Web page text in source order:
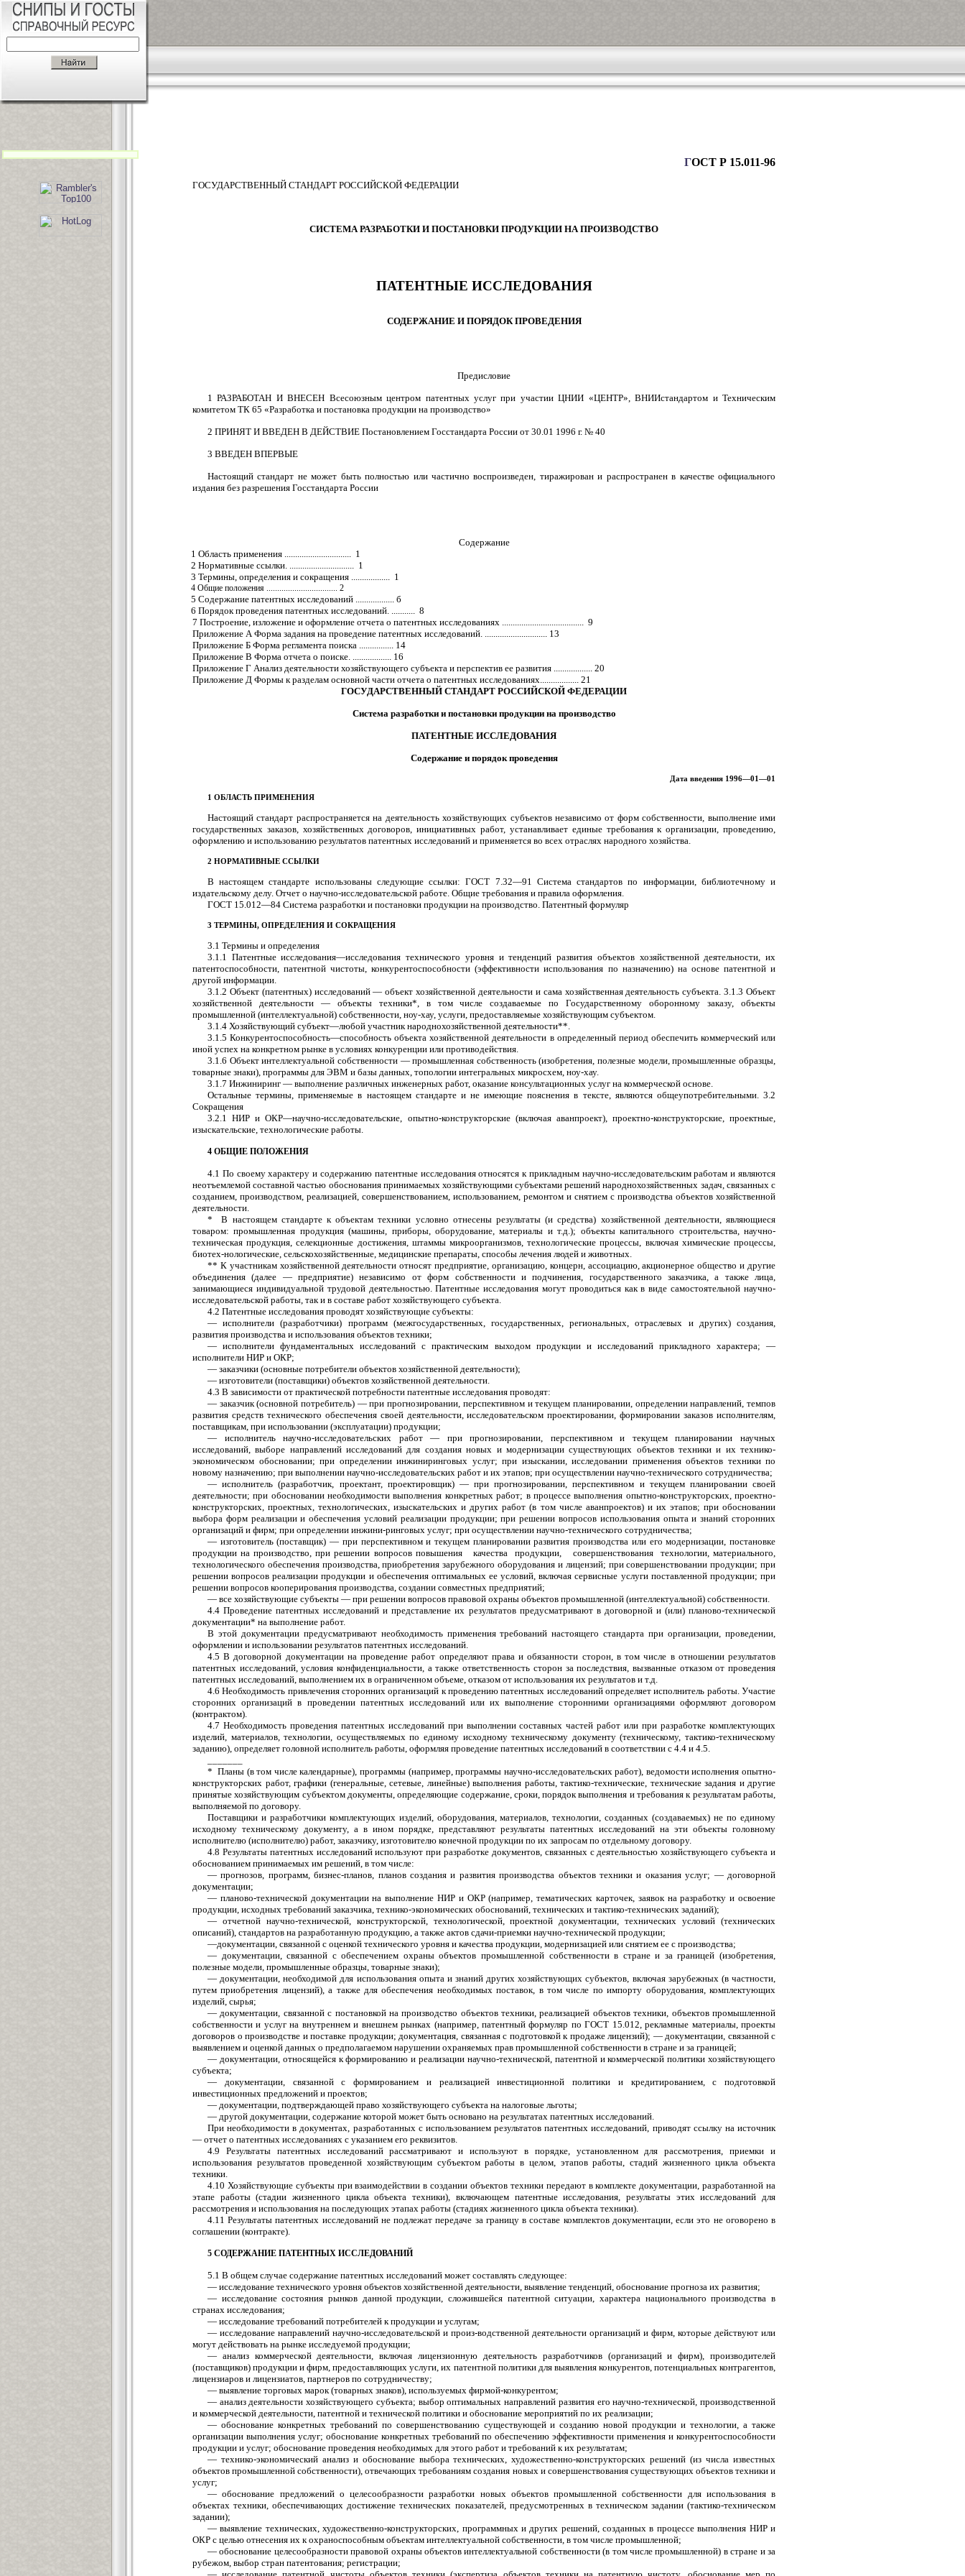
ГОСТ Р 15.011-96
ГОСУДАРСТВЕННЫЙ СТАНДАРТ РОССИЙСКОЙ ФЕДЕРАЦИИ
СИСТЕМА РАЗРАБОТКИ И ПОСТАНОВКИ ПРОДУКЦИИ НА ПРОИЗВОДСТВО
ПАТЕНТНЫЕ ИССЛЕДОВАНИЯ
СОДЕРЖАНИЕ И ПОРЯДОК ПРОВЕДЕНИЯ
Предисловие
1 РАЗРАБОТАН И ВНЕСЕН Всесоюзным центром патентных услуг при участии ЦНИИ «ЦЕНТР», ВНИИстандартом и Техническим
комитетом ТК 65 «Разработка и постановка продукции на производство»
2 ПРИНЯТ И ВВЕДЕН В ДЕЙСТВИЕ Постановлением Госстандарта России от 30.01 1996 г. № 40
3 ВВЕДЕН ВПЕРВЫЕ
Настоящий стандарт не может быть полностью или частично воспроизведен, тиражирован и распространен в качестве официального
издания без разрешения Госстандарта России
Содержание
1 Область применения ............................... 1
2 Нормативные ссылки. .............................. 1
3 Термины, определения и сокращения .................. 1
4 Общие положения ................................. 2
5 Содержание патентных исследований .................. б
6 Порядок проведения патентных исследований. ........... 8
7 Построение, изложение и оформление отчета о патентных исследованиях ...................................... 9
Приложение А Форма задания на проведение патентных исследований. ............................. 13
Приложение Б Форма регламента поиска ................ 14
Приложение В Форма отчета о поиске. .................. 16
Приложение Г Анализ деятельности хозяйствующего субъекта и перспектив ее развития .................. 20
Приложение Д Формы к разделам основной части отчета о патентных исследованиях.................. 21
ГОСУДАРСТВЕННЫЙ СТАНДАРТ РОССИЙСКОЙ ФЕДЕРАЦИИ
Система разработки и постановки продукции на производство
ПАТЕНТНЫЕ ИССЛЕДОВАНИЯ
Содержание и порядок проведения
Дата введения 1996—01—01
1 ОБЛАСТЬ ПРИМЕНЕНИЯ
Настоящий стандарт распространяется на деятельность хозяйствующих субъектов независимо от форм собственности, выполнение ими
государственных заказов, хозяйственных договоров, инициативных работ, устанавливает единые требования к организации, проведению,
оформлению и использованию результатов патентных исследований и применяется во всех отраслях народного хозяйства.
2 НОРМАТИВНЫЕ ССЫЛКИ
В настоящем стандарте использованы следующие ссылки: ГОСТ 7.32—91 Система стандартов по информации, библиотечному и
издательскому делу. Отчет о научно-исследовательской работе. Общие требования и правила оформления.
ГОСТ 15.012—84 Система разработки и постановки продукции на производство. Патентный формуляр
3 ТЕРМИНЫ, ОПРЕДЕЛЕНИЯ И СОКРАЩЕНИЯ
3.1 Термины и определения
3.1.1 Патентные исследования—исследования технического уровня и тенденций развития объектов хозяйственной деятельности, их
патентоспособности, патентной чистоты, конкурентоспособности (эффективности использования по назначению) на основе патентной и
другой информации.
3.1.2 Объект (патентных) исследований — объект хозяйственной деятельности и сама хозяйственная деятельность субъекта. 3.1.3 Объект
хозяйственной деятельности — объекты техники*, в том числе создаваемые по Государственному оборонному заказу, объекты
промышленной (интеллектуальной) собственности, ноу-хау, услуги, предоставляемые хозяйствующим субъектом.
3.1.4 Хозяйствующий субъект—любой участник народнохозяйственной деятельности**.
3.1.5 Конкурентоспособность—способность объекта хозяйственной деятельности в определенный период обеспечить коммерческий или
иной успех на конкретном рынке в условиях конкуренции или противодействия.
3.1.6 Объект интеллектуальной собственности — промышленная собственность (изобретения, полезные модели, промышленные образцы,
товарные знаки), программы для ЭВМ и базы данных, топологии интегральных микросхем, ноу-хау.
3.1.7 Инжиниринг — выполнение различных инженерных работ, оказание консультационных услуг на коммерческой основе.
Остальные термины, применяемые в настоящем стандарте и не имеющие пояснения в тексте, являются общеупотребительными. 3.2
Сокращения
3.2.1 НИР и ОКР—научно-исследовательские, опытно-конструкторские (включая аванпроект), проектно-конструкторские, проектные,
изыскательские, технологические работы.
4 ОБЩИЕ ПОЛОЖЕНИЯ
4.1 По своему характеру и содержанию патентные исследования относятся к прикладным научно-исследовательским работам и являются
неотъемлемой составной частью обоснования принимаемых хозяйствующими субъектами решений народнохозяйственных задач, связанных с
созданием, производством, реализацией, совершенствованием, использованием, ремонтом и снятием с производства объектов хозяйственной
деятельности.
* В настоящем стандарте к объектам техники условно отнесены результаты (и средства) хозяйственной деятельности, являющиеся
товаром: промышленная продукция (машины, приборы, оборудование, материалы и т.д.); объекты капитального строительства, научно-
техническая продукция, селекционные достижения, штаммы микроорганизмов, технологические процессы, включая химические процессы,
биотех-нологические, сельскохозяйственные, медицинские препараты, способы лечения людей и животных.
** К участникам хозяйственной деятельности относят предприятие, организацию, концерн, ассоциацию, акционерное общество и другие
объединения (далее — предприятие) независимо от форм собственности и подчинения, государственного заказчика, а также лица,
занимающиеся индивидуальной трудовой деятельностью. Патентные исследования могут проводиться как в виде самостоятельной научно-
исследовательской работы, так и в составе работ хозяйствующего субъекта.
4.2 Патентные исследования проводят хозяйствующие субъекты:
— исполнители (разработчики) программ (межгосударственных, государственных, региональных, отраслевых и других) создания,
развития производства и использования объектов техники;
— исполнители фундаментальных исследований с практическим выходом продукции и исследований прикладного характера; —
исполнители НИР и ОКР;
— заказчики (основные потребители объектов хозяйственной деятельности);
— изготовители (поставщики) объектов хозяйственной деятельности.
4.3 В зависимости от практической потребности патентные исследования проводят:
— заказчик (основной потребитель) — при прогнозировании, перспективном и текущем планировании, определении направлений, темпов
развития средств технического обеспечения своей деятельности, исследовательском проектировании, формировании заказов исполнителям,
поставщикам, при использовании (эксплуатации) продукции;
— исполнитель научно-исследовательских работ — при прогнозировании, перспективном и текущем планировании научных
исследований, выборе направлений исследований для создания новых и модернизации существующих объектов техники и их технико-
экономическом обосновании; при определении инжиниринговых услуг; при изыскании, исследовании применения объектов техники по
новому назначению; при выполнении научно-исследовательских работ и их этапов; при осуществлении научно-технического сотрудничества;
— исполнитель (разработчик, проектант, проектировщик) — при прогнозировании, перспективном и текущем планировании своей
деятельности; при обосновании необходимости выполнения конкретных работ; в процессе выполнения опытно-конструкторских, проектно-
конструкторских, проектных, технологических, изыскательских и других работ (в том числе аванпроектов) и их этапов; при обосновании
выбора форм реализации и обеспечения условий реализации продукции; при решении вопросов использования опыта и знаний сторонних
организаций и фирм; при определении инжини-ринговых услуг; при осуществлении научно-технического сотрудничества;
— изготовитель (поставщик) — при перспективном и текущем планировании развития производства или его модернизации, постановке
продукции на производство, при решении вопросов повышения качества продукции, совершенствования технологии, материального,
технологического обеспечения производства, приобретения зарубежного оборудования и лицензий; при совершенствовании продукции; при
решении вопросов реализации продукции и обеспечения оптимальных ее условий, включая сервисные услуги поставленной продукции; при
решении вопросов кооперирования производства, создании совместных предприятий;
— все хозяйствующие субъекты — при решении вопросов правовой охраны объектов промышленной (интеллектуальной) собственности.
4.4 Проведение патентных исследований и представление их результатов предусматривают в договорной и (или) планово-технической
документации* на выполнение работ.
В этой документации предусматривают необходимость применения требований настоящего стандарта при организации, проведении,
оформлении и использовании результатов патентных исследований.
4.5 В договорной документации на проведение работ определяют права и обязанности сторон, в том числе в отношении результатов
патентных исследований, условия конфиденциальности, а также ответственность сторон за последствия, вызванные отказом от проведения
патентных исследований, выполнением их в ограниченном объеме, отказом от использования их результатов и т.д.
4.6 Необходимость привлечения сторонних организаций к проведению патентных исследований определяет исполнитель работы. Участие
сторонних организаций в проведении патентных исследований или их выполнение сторонними организациями оформляют договором
(контрактом).
4.7 Необходимость проведения патентных исследований при выполнении составных частей работ или при разработке комплектующих
изделий, материалов, технологии, осуществляемых по единому исходному техническому документу (техническому, тактико-техническому
заданию), определяет головной исполнитель работы, оформляя проведение патентных исследований в соответствии с 4.4 и 4.5.
* Планы (в том числе календарные), программы (например, программы научно-исследовательских работ), ведомости исполнения опытно-
конструкторских работ, графики (генеральные, сетевые, линейные) выполнения работы, тактико-технические, технические задания и другие
принятые хозяйствующим субъектом документы, определяющие содержание, сроки, порядок выполнения и требования к результатам работы,
выполняемой по договору.
Поставщики и разработчики комплектующих изделий, оборудования, материалов, технологии, созданных (создаваемых) не по единому
исходному техническому документу, а в ином порядке, представляют результаты патентных исследований на эти объекты головному
исполнителю (исполнителю) работ, заказчику, изготовителю конечной продукции по их запросам по отдельному договору.
4.8 Результаты патентных исследований используют при разработке документов, связанных с деятельностью хозяйствующего субъекта и
обоснованием принимаемых им решений, в том числе:
— прогнозов, программ, бизнес-планов, планов создания и развития производства объектов техники и оказания услуг; — договорной
документации;
— планово-технической документации на выполнение НИР и ОКР (например, тематических карточек, заявок на разработку и освоение
продукции, исходных требований заказчика, технико-экономических обоснований, технических и тактико-технических заданий);
— отчетной научно-технической, конструкторской, технологической, проектной документации, технических условий (технических
описаний), стандартов на разработанную продукцию, а также актов сдачи-приемки научно-технической продукции;
—документации, связанной с оценкой технического уровня и качества продукции, модернизацией или снятием ее с производства;
— документации, связанной с обеспечением охраны объектов промышленной собственности в стране и за границей (изобретения,
полезные модели, промышленные образцы, товарные знаки);
— документации, необходимой для использования опыта и знаний других хозяйствующих субъектов, включая зарубежных (в частности,
путем приобретения лицензий), а также для обеспечения необходимых поставок, в том числе по импорту оборудования, комплектующих
изделий, сырья;
— документации, связанной с постановкой на производство объектов техники, реализацией объектов техники, объектов промышленной
собственности и услуг на внутреннем и внешнем рынках (например, патентный формуляр по ГОСТ 15.012, рекламные материалы, проекты
договоров о производстве и поставке продукции; документация, связанная с подготовкой к продаже лицензий); — документации, связанной с
выявлением и оценкой данных о предполагаемом нарушении охраняемых прав промышленной собственности в стране и за границей;
— документации, относящейся к формированию и реализации научно-технической, патентной и коммерческой политики хозяйствующего
субъекта;
— документации, связанной с формированием и реализацией инвестиционной политики и кредитированием, с подготовкой
инвестиционных предложений и проектов;
— документации, подтверждающей право хозяйствующего субъекта на налоговые льготы;
— другой документации, содержание которой может быть основано на результатах патентных исследований.
При необходимости в документах, разработанных с использованием результатов патентных исследований, приводят ссылку на источник
— отчет о патентных исследованиях с указанием его реквизитов.
4.9 Результаты патентных исследований рассматривают и используют в порядке, установленном для рассмотрения, приемки и
использования результатов проведенной хозяйствующим субъектом работы в целом, этапов работы, стадий жизненного цикла объекта
техники.
4.10 Хозяйствующие субъекты при взаимодействии в создании объектов техники передают в комплекте документации, разработанной на
этапе работы (стадии жизненного цикла объекта техники), включающем патентные исследования, результаты этих исследований для
рассмотрения и использования на последующих этапах работы (стадиях жизненного цикла объекта техники).
4.11 Результаты патентных исследований не подлежат передаче за границу в составе комплектов документации, если это не оговорено в
соглашении (контракте).
5 СОДЕРЖАНИЕ ПАТЕНТНЫХ ИССЛЕДОВАНИЙ
5.1 В общем случае содержание патентных исследований может составлять следующее:
— исследование технического уровня объектов хозяйственной деятельности, выявление тенденций, обоснование прогноза их развития;
— исследование состояния рынков данной продукции, сложившейся патентной ситуации, характера национального производства в
странах исследования;
— исследование требований потребителей к продукции и услугам;
— исследование направлений научно-исследовательской и произ-водственной деятельности организаций и фирм, которые действуют или
могут действовать на рынке исследуемой продукции;
— анализ коммерческой деятельности, включая лицензионную деятельность разработчиков (организаций и фирм), производителей
(поставщиков) продукции и фирм, предоставляющих услуги, их патентной политики для выявления конкурентов, потенциальных контрагентов,
лицензиаров и лицензиатов, партнеров по сотрудничеству;
— выявление торговых марок (товарных знаков), используемых фирмой-конкурентом;
— анализ деятельности хозяйствующего субъекта; выбор оптимальных направлений развития его научно-технической, производственной
и коммерческой деятельности, патентной и технической политики и обоснование мероприятий по их реализации;
— обоснование конкретных требований по совершенствованию существующей и созданию новой продукции и технологии, а также
организации выполнения услуг; обоснование конкретных требований по обеспечению эффективности применения и конкурентоспособности
продукции и услуг; обоснование проведения необходимых для этого работ и требований к их результатам;
— технико-экономический анализ и обоснование выбора технических, художественно-конструкторских решений (из числа известных
объектов промышленной собственности), отвечающих требованиям создания новых и совершенствования существующих объектов техники и
услуг;
— обоснование предложений о целесообразности разработки новых объектов промышленной собственности для использования в
объектах техники, обеспечивающих достижение технических показателей, предусмотренных в техническом задании (тактико-техническом
задании);
— выявление технических, художественно-конструкторских, программных и других решений, созданных в процессе выполнения НИР и
ОКР с целью отнесения их к охраноспособным объектам интеллектуальной собственности, в том числе промышленной;
— обоснование целесообразности правовой охраны объектов интеллектуальной собственности (в том числе промышленной) в стране и за
рубежом, выбор стран патентования; регистрации;